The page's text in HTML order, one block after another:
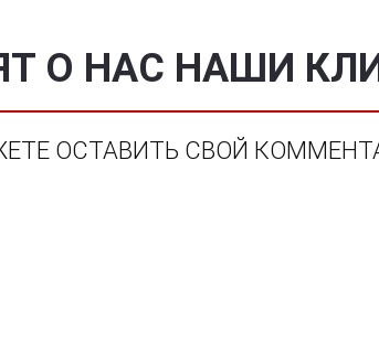
О НАС НАШИ
ОСТАВИТЬ СВОЙ